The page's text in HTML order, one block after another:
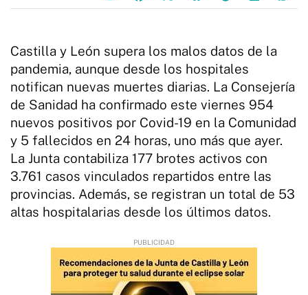
Castilla y León supera los malos datos de la
pandemia, aunque desde los hospitales
notifican nuevas muertes diarias. La Consejería
de Sanidad ha confirmado este viernes 954
nuevos positivos por Covid-19 en la Comunidad
y 5 fallecidos en 24 horas, uno más que ayer.
La Junta contabiliza 177 brotes activos con
3.761 casos vinculados repartidos entre las
provincias. Además, se registran un total de 53
altas hospitalarias desde los últimos datos.